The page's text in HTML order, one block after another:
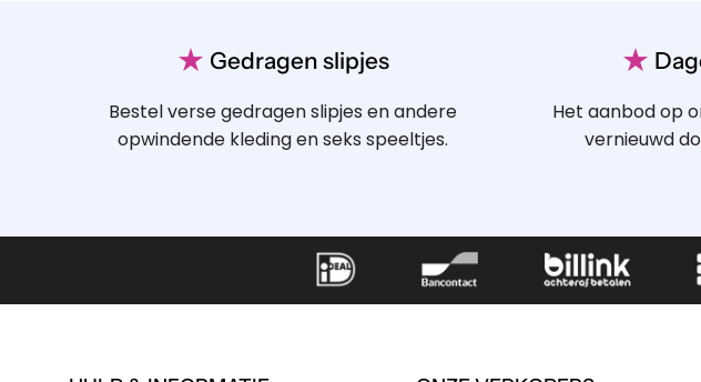
★ Gedragen slipjes
Bestel verse gedragen slipjes en andere
opwindende kleding en seks speeltjes.
★
Het aanbod op
vernieuwd